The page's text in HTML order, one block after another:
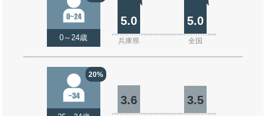
0～24歳
5.0 5.0
兵庫県 全国
20%
3.6 3.5